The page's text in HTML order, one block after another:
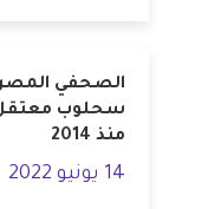
الصحفي
سحلوب
منذ 2014
14 يونيو 2022